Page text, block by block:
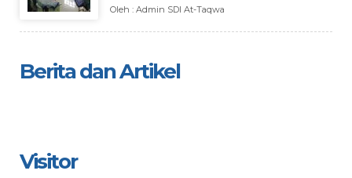
Oleh : Admin SDI At-Taqwa
Berita dan Artikel
Visitor